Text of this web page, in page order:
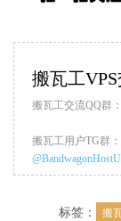
搬瓦工
搬瓦工交流QQ群：
搬瓦工用户TG群：
标签： 搬